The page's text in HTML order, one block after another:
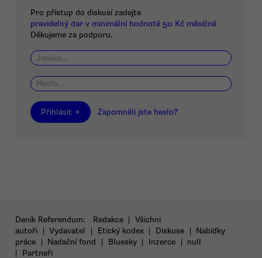
Pro přístup do diskusí zadejte
pravidelný dar v minimální hodnotě 50 Kč měsíčně
Děkujeme za podporu.
Přihlásit → Zapomněli jste heslo?
Deník Referendum: Redakce | Všichni
autoři | Vydavatel | Etický kodex | Diskuse | Nabídky
práce | Nadační fond | Bluesky | Inzerce | null
|
Partneři